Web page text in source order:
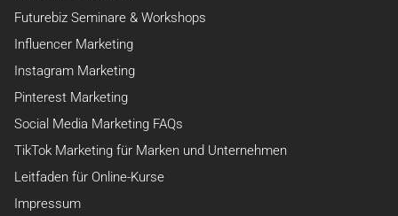
Futurebiz Seminare & Workshops
Influencer Marketing
Instagram Marketing
Pinterest Marketing
Social Media Marketing FAQs
TikTok Marketing für Marken und Unternehmen
Leitfaden für Online-Kurse
Impressum